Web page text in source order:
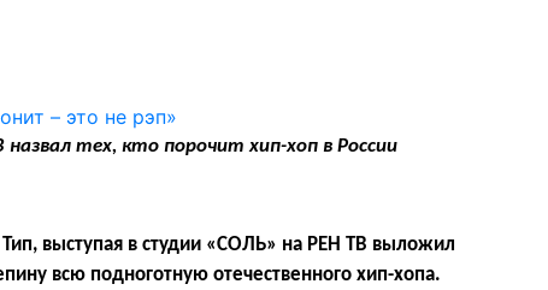
назвал тех, кто порочит хип-хоп в России
выступая в студии «СОЛЬ» на РЕН ТВ выложил
всю подноготную отечественного хип-хопа.